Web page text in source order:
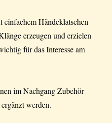
Händeklatschen
erzeugen und erzielen
für das Interesse am
im Nachgang Zubehör
werden.